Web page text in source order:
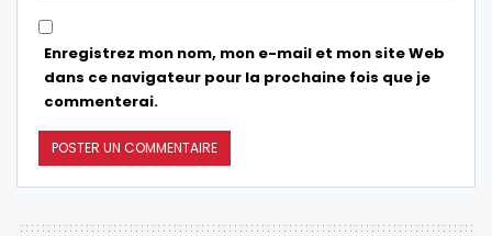
Enregistrez mon nom, mon e-mail et mon site Web
dans ce navigateur pour la prochaine fois que je
commenterai.